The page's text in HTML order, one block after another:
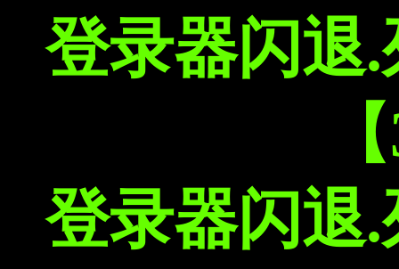
登录器闪退
登录器闪退